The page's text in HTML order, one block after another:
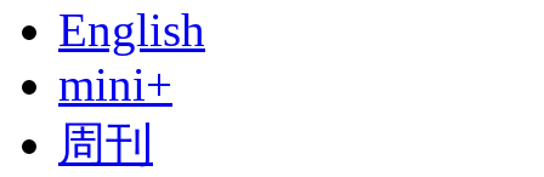
English
mini+
周刊